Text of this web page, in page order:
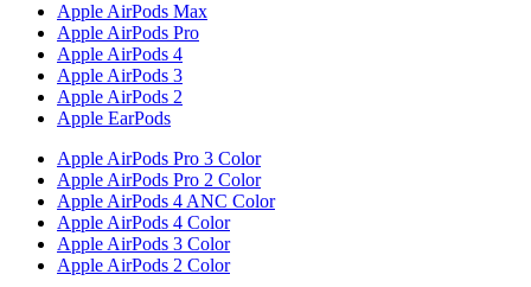
Apple AirPods Max
Apple AirPods Pro
Apple AirPods 4
Apple AirPods 3
Apple AirPods 2
Apple EarPods
Apple AirPods Pro 3 Color
Apple AirPods Pro 2 Color
Apple AirPods 4 ANC Color
Apple AirPods 4 Color
Apple AirPods 3 Color
Apple AirPods 2 Color